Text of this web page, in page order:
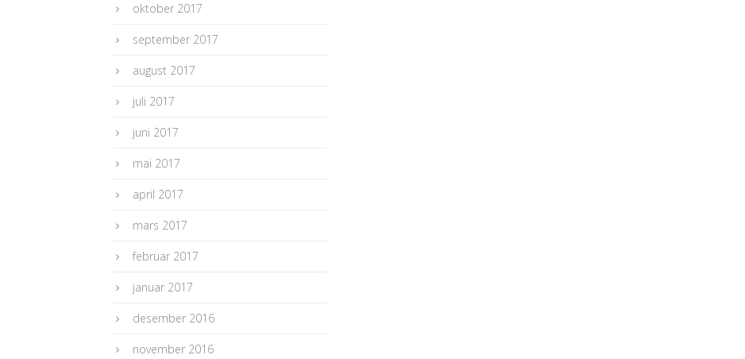
oktober 2017
september 2017
august 2017
juli 2017
juni 2017
mai 2017
april 2017
mars 2017
februar 2017
januar 2017
desember 2016
november 2016